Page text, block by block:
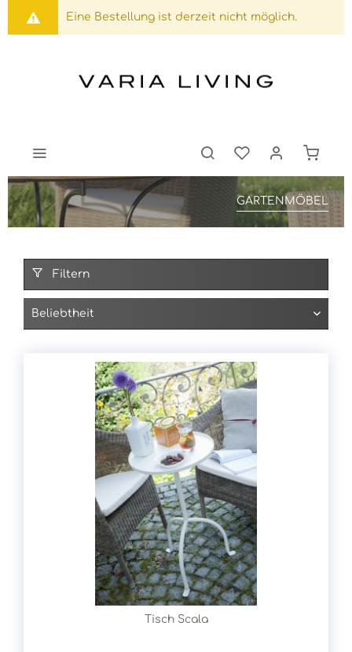
Eine Bestellung ist derzeit nicht möglich.
GARTENMÖBEL
Filtern
Tisch Scala